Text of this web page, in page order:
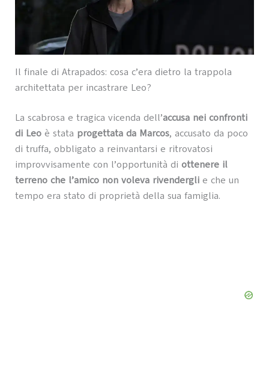
Il finale di Atrapados: cosa c’era dietro la trappola
architettata per incastrare Leo?
La scabrosa e tragica vicenda dell’accusa nei confronti
di Leoè stata progettata da Marcos, accusato da poco
di truffa, obbligato a reinvantarsi e ritrovatosi
improvvisamente con l’opportunità di ottenere il
terreno che l’amico non voleva rivenderglie che un
tempo era stato di proprietà della sua famiglia.